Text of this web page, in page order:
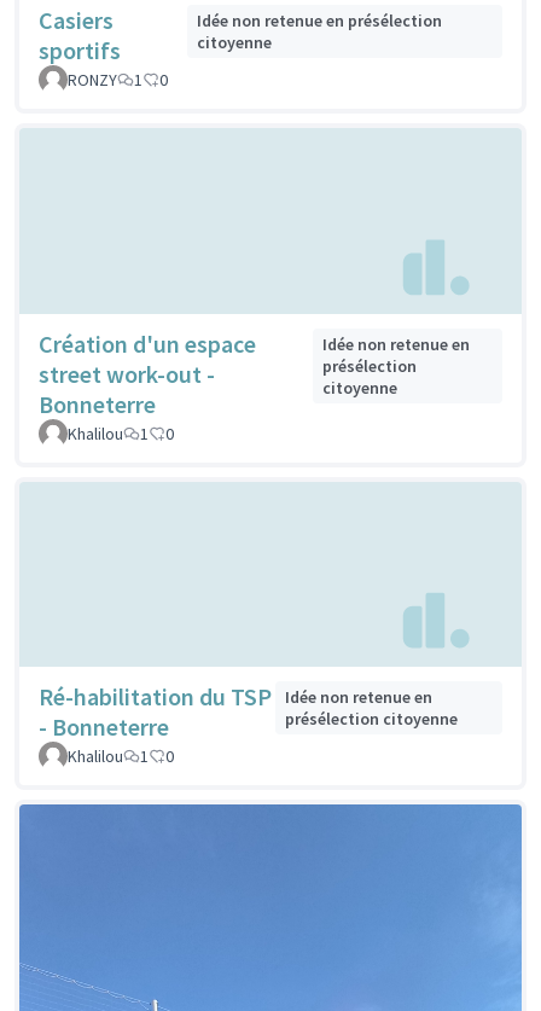
Casiers
sportifs
Idée non retenue en présélection
citoyenne
RONZY
1 0
Création d'un espace
street work-out -
Bonneterre
Idée non retenue en
présélection
citoyenne
Khalilou 1 0
Ré-habilitation du TSP
- Bonneterre
Idée non retenue en
présélection citoyenne
Khalilou
1 0